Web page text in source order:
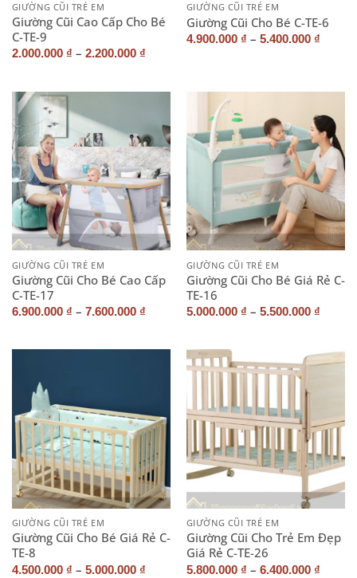
GIƯỜNG CŨI TRẺ EM
Giường Cũi Cao Cấp Cho Bé
C-TE-9
2.000.000 ₫ – 2.200.000 ₫
GIƯỜNG CŨI TRẺ EM
Giường Cũi Cho Bé C-TE-6
4.900.000 ₫ – 5.400.000 ₫
GIƯỜNG CŨI TRẺ EM
Giường Cũi Cho Bé Cao Cấp
C-TE-17
6.900.000 ₫ – 7.600.000 ₫
GIƯỜNG CŨI TRẺ EM
Giường Cũi Cho Bé Giá Rẻ C-
TE-16
5.000.000 ₫ – 5.500.000 ₫
GIƯỜNG CŨI TRẺ EM
Giường Cũi Cho Bé Giá Rẻ C-
TE-8
4.500.000 ₫ – 5.000.000 ₫
GIƯỜNG CŨI TRẺ EM
Giường Cũi Cho Trẻ Em Đẹp
Giá Rẻ C-TE-26
5.800.000 ₫ – 6.400.000 ₫